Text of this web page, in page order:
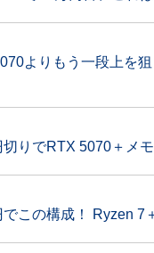
よりもう一段上を
りでRTX 5070＋メ
でこの構成！ Ryzen 7